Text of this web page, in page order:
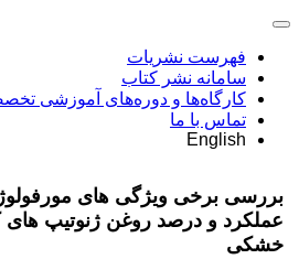
فهرست نشریات
سامانه نشر کتاب
کارگاه‌ها و دوره‌های آموزشی
تماس با ما
English
بررسی برخی ویژگی های
عملکرد و درصد روغن ژنوتیپ‌ های
خشکی